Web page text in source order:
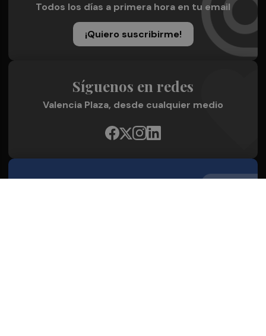
Todos los días a primera hora en tu email
¡Quiero suscribirme!
Síguenos en redes
Valencia Plaza, desde cualquier medio
Quienes Somos